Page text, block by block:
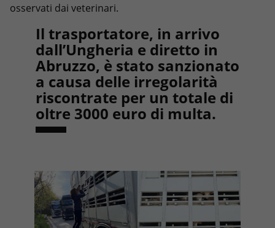
osservati dai veterinari.
Il trasportatore, in arrivo
dall’Ungheria e diretto in
Abruzzo, è stato sanzionato
a causa delle irregolarità
riscontrate per un totale di
oltre 3000 euro di multa.